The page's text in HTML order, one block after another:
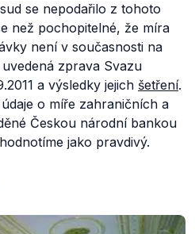
se nepodařilo z tohoto
než pochopitelné, že míra
není v současnosti na
uvedená zprava Svazu
a výsledky jejich šetření.
o míře zahraničních a
Českou národní bankou
jako pravdivý.